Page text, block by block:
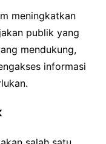
meningkatkan
publik yang
mendukung,
informasi